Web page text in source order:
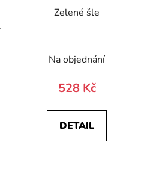
Zelené šle
Na objednání
528 Kč
DETAIL